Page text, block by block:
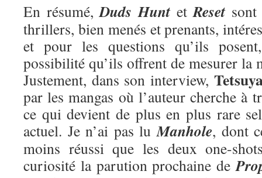
En résumé,Duds HuntetResetsont
thrillers, bien menés et prenants,
et pour les questions qu’ils
possibilité qu’ils offrent de mesurer la
Justement, dans son interview,
par les mangas où l’auteur cherche à
ce qui devient de plus en plus rare
actuel. Je n’ai pas luManhole, dont
moins réussi que les deux one-
curiosité la parution prochaine de